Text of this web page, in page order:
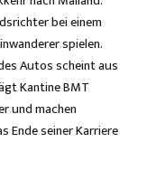
bei einem
spielen.
Autos scheint aus
Kantine BMT
und machen
Ende seiner Karriere